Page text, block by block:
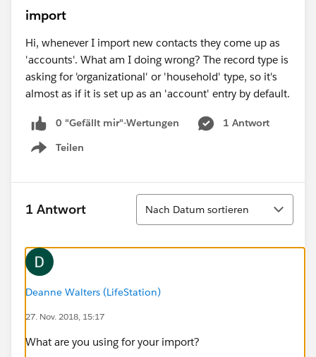
import
Hi, whenever I import new contacts they come up as
'accounts'. What am I doing wrong? The record type is
asking for 'organizational' or 'household' type, so it's
almost as if it is set up as an 'account' entry by default.
0 "Gefällt mir"-Wertungen
1 Antwort
Teilen
Show menu
1 Antwort
Sortieren
Nach Datum sortieren
Deanne Walters (LifeStation)
27. Nov. 2018, 15:17
What are you using for your import?